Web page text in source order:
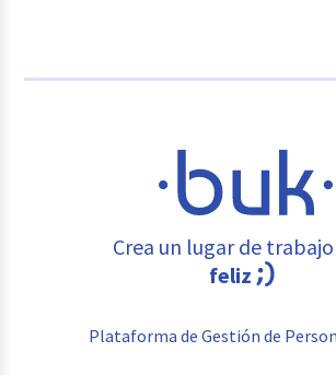
Crea un lugar de trabajo
feliz
Plataforma de Gestión de